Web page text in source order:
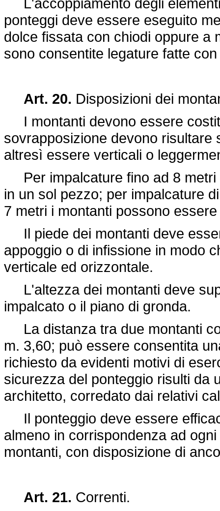
ponteggi deve essere eseguito
dolce fissata con chiodi oppure a
sono consentite legature fatte
Art. 20. Disposizioni dei
I montanti devono essere
sovrapposizione devono risultare
altresì essere verticali o
Per impalcature fino ad 8 metri
in un sol pezzo; per impalcature
7 metri i montanti possono
Il piede dei montanti deve
appoggio o di infissione in modo
verticale ed orizzontale.
L'altezza dei montanti deve
impalcato o il piano di gronda.
La distanza tra due montanti
m. 3,60; può essere consentita
richiesto da evidenti motivi di
sicurezza del ponteggio risulti da
architetto, corredato dai relativi
Il ponteggio deve essere
almeno in corrispondenza ad
montanti, con disposizione di
Art. 21. Correnti.